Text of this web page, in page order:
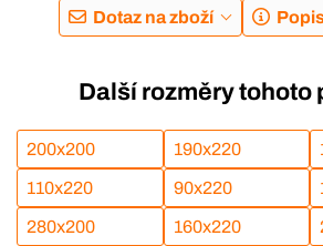
Dotaz na zboží
Další rozměry tohoto
200x200 190x220
110x220 90x220
280x200 160x220